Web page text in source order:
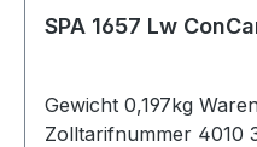
SPA 1657 Lw
Gewicht 0,197kg
Zolltarifnummer 4010